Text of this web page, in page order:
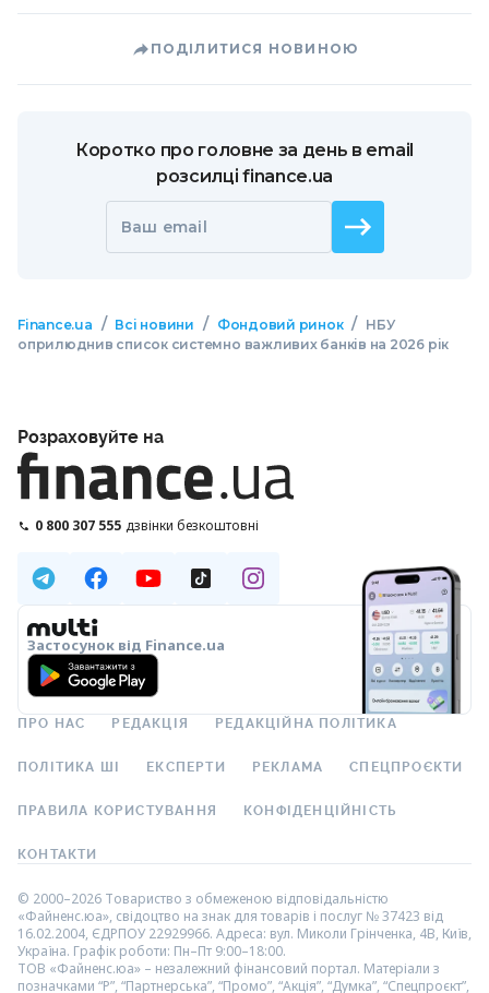
ПОДІЛИТИСЯ НОВИНОЮ
Коротко про головне за день в email
розсилці finance.ua
Ваш email
Finance.ua / Всі новини / Фондовий ринок / НБУ
оприлюднив список системно важливих банків на 2026 рік
Розраховуйте на
0 800 307 555 дзвінки безкоштовні
Застосунок від Finance.ua
ПРО НАС РЕДАКЦІЯ РЕДАКЦІЙНА ПОЛІТИКА
ПОЛІТИКА ШІ ЕКСПЕРТИ РЕКЛАМА СПЕЦПРОЄКТИ
ПРАВИЛА КОРИСТУВАННЯ КОНФІДЕНЦІЙНІСТЬ
КОНТАКТИ
© 2000–2026 Товариство з обмеженою відповідальністю
«Файненс.юа», свідоцтво на знак для товарів і послуг № 37423 від
16.02.2004, ЄДРПОУ 22929966. Адреса: вул. Миколи Грінченка, 4В, Київ,
Україна. Графік роботи: Пн–Пт 9:00–18:00.
ТОВ «Файненс.юа» – незалежний фінансовий портал. Матеріали з
позначками “Р”, “Партнерська”, “Промо”, “Акція”, “Думка”, “Спецпроєкт”,